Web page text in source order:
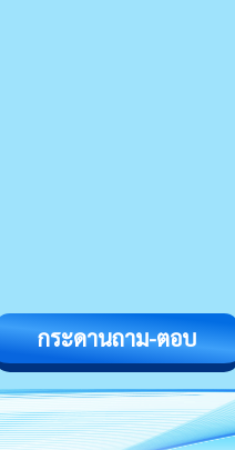
กระดานถาม-ตอบ